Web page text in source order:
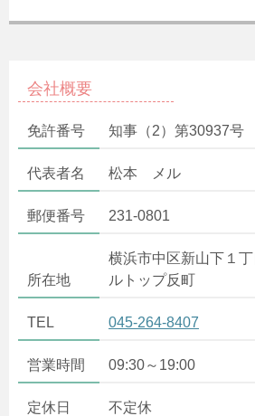
会社概要
免許番号 知事（2）第30937号
代表者名 松本 メル
郵便番号 231-0801
所在地
横浜市中区新山下１
ルトップ反町
TEL 045-264-8407
営業時間 09:30～19:00
定休日 不定休